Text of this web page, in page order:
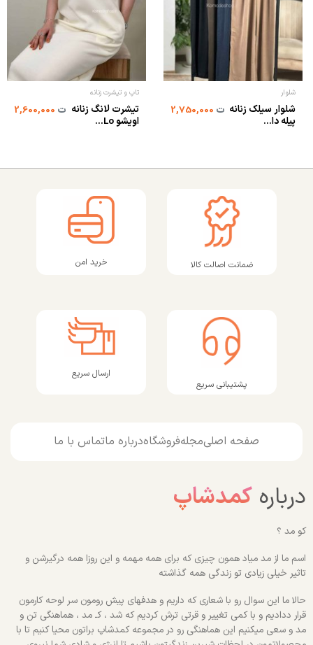
شلوار
شلوار سیلک زنانه
پیله‌ دا...
ت2,750,000
تاپ و تیشرت زنانه
تیشرت لانگ زنانه
اویشو Lo...
ت2,600,000
ضمانت اصالت کالا خرید امن
پشتیبانی سریع
ارسال سریع
صفحه اصلیمجلهفروشگاهدرباره ماتماس با ما
درباره کمدشاپ
کو مد ؟
اسم ما از مد میاد همون چیزی که برای همه مهمه و این روزا همه درگیرشن و
تاثیر خیلی زیادی تو زندگی همه گذاشته
حالا ما این سوال رو با شعاری که داریم و هدفهای پیش رومون سر لوحه کارمون
قرار ددادیم و با کمی تغییر و قرتی ترش کردیم که شد ، کـ مد ، هماهنگی تن و
مد و سعی میکنیم این هماهنگی رو در مجموعه کمدشاپ براتون محیا کنیم تا با